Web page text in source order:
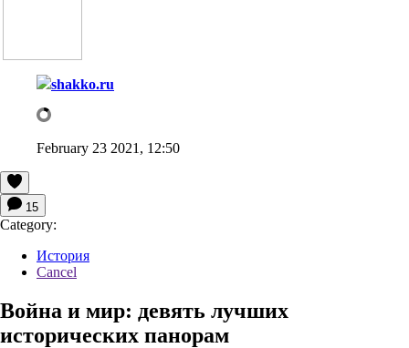
shakko.ru
February 23 2021, 12:50
15
Category:
История
Cancel
Война и мир: девять лучших
исторических панорам